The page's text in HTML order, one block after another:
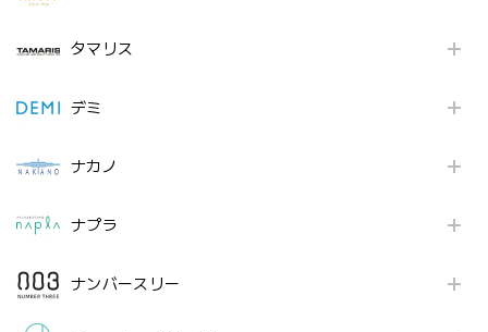
タマリス
デミ
ナカノ
ナプラ
ナンバースリー